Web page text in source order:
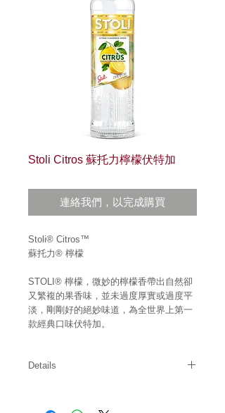
Stoli Citros 蘇托力檸檬伏特加
連絡我們，以完成購買
Stoli® Citros™
蘇托力® 檸檬
STOLI® 檸檬，微妙的檸檬香帶出自然卻
又繁複的果香味，並未過度厚實或過度平
淡，剛剛好的絕妙味道，為全世界上第一
款經典口味伏特加。
Details